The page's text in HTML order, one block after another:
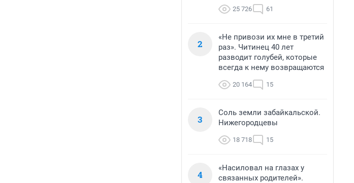
25 726 61
2
«Не привози их мне в третий
раз». Читинец 40 лет
разводит голубей, которые
всегда к нему возвращаются
20 164 15
3
Соль земли забайкальской.
Нижегородцевы
18 718 15
4
«Насиловал на глазах у
связанных родителей».